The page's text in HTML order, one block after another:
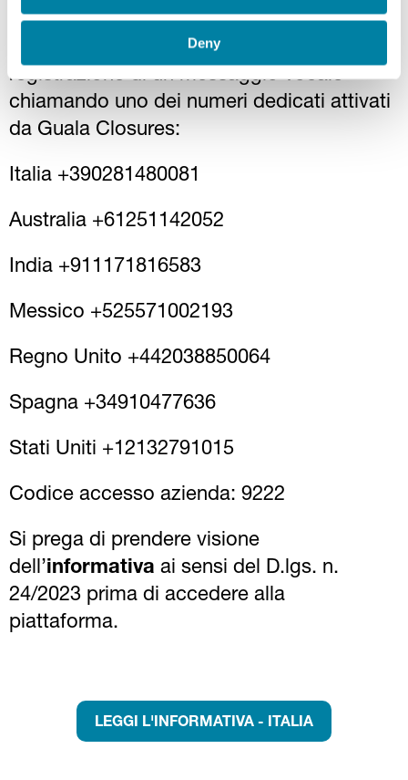
Deny
Le segnalazioni whistleblowing potranno
essere effettuate anche mediante la
registrazione di un messaggio vocale
chiamando uno dei numeri dedicati attivati
da Guala Closures:
Italia +390281480081
Australia +61251142052
India +911171816583
Messico +525571002193
Regno Unito +442038850064
Spagna +34910477636
Stati Uniti +12132791015
Codice accesso azienda: 9222
Si prega di prendere visione
dell’informativa ai sensi del D.lgs. n.
24/2023 prima di accedere alla
piattaforma.
LEGGI L'INFORMATIVA - ITALIA